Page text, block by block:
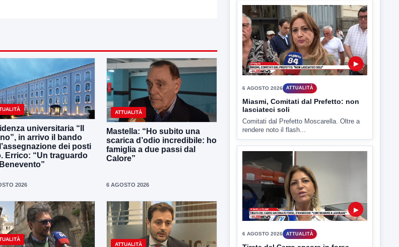
universitaria “Il
in arrivo il bando
dei posti
Errico: “Un traguardo
2026
ATTUALITÀ
Mastella: “Ho subito una
scarica d’odio incredibile: ho
famiglia a due passi dal
Calore”
6 AGOSTO 2026
ATTUALITÀ
7 AGOSTO 2026 ATTUALITÀ
Benevento tra le città più roventi
della Campania, piazza Fusco
raggiunge i 45 gradi
Benevento è tra le città più calde della
Campania. Lo...
▶
6 AGOSTO 2026
Miasmi, Comitati dal Prefetto: non
lasciateci soli
Comitati dal Prefetto Moscarella. Oltre a
rendere noto il flash...